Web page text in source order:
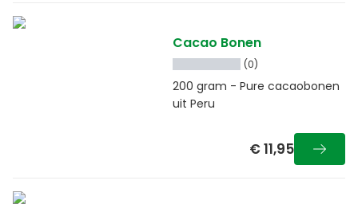
Cacao Bonen
(0)
200 gram - Pure cacaobonen
uit Peru
€ 11,95